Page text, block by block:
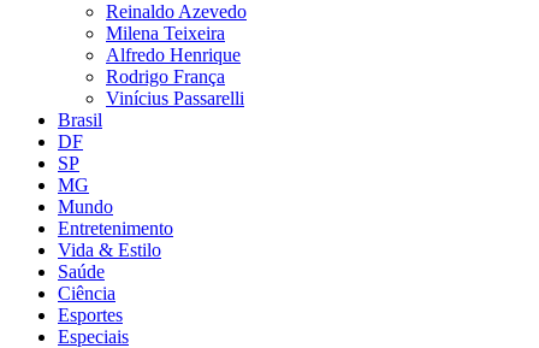
Reinaldo Azevedo
Milena Teixeira
Alfredo Henrique
Rodrigo França
Vinícius Passarelli
Brasil
DF
SP
MG
Mundo
Entretenimento
Vida & Estilo
Saúde
Ciência
Esportes
Especiais